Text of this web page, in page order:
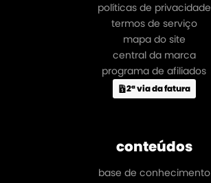
políticas de privacidade
termos de serviço
mapa do site
central da marca
programa de afiliados
2ª via da fatura
conteúdos
base de conhecimento